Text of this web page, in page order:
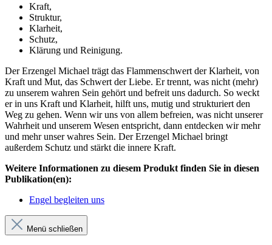
Kraft,
Struktur,
Klarheit,
Schutz,
Klärung und Reinigung.
Der Erzengel Michael trägt das Flammenschwert der Klarheit, von
Kraft und Mut, das Schwert der Liebe. Er trennt, was nicht (mehr)
zu unserem wahren Sein gehört und befreit uns dadurch. So weckt
er in uns Kraft und Klarheit, hilft uns, mutig und strukturiert den
Weg zu gehen. Wenn wir uns von allem befreien, was nicht unserer
Wahrheit und unserem Wesen entspricht, dann entdecken wir mehr
und mehr unser wahres Sein. Der Erzengel Michael bringt
außerdem Schutz und stärkt die innere Kraft.
Weitere Informationen zu diesem Produkt finden Sie in diesen
Publikation(en):
Engel begleiten uns
Menü schließen